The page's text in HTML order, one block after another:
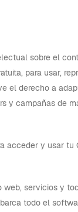
sobre el
para usar,
el derecho a
y campañas de
acceder y usar tu
web, servicios y
todo el